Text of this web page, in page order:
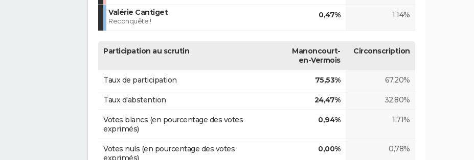
Valérie Cantiget
Reconquête !
0,47% 1,14%
Participation au scrutin
Manoncourt-
en-Vermois
Circonscription
Taux de participation 75,53% 67,20%
Taux d'abstention 24,47% 32,80%
Votes blancs (en pourcentage des votes
exprimés)
0,94% 1,71%
Votes nuls (en pourcentage des votes
exprimés)
0,00% 0,78%